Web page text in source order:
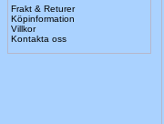
Frakt & Returer
Köpinformation
Villkor
Kontakta oss